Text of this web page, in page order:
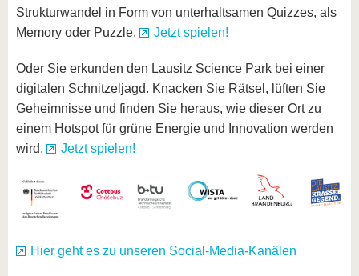
Strukturwandel in Form von unterhaltsamen Quizzes, als
Memory oder Puzzle.
Jetzt spielen!
Oder Sie erkunden den Lausitz Science Park bei einer
digitalen Schnitzeljagd. Knacken Sie Rätsel, lüften Sie
Geheimnisse und finden Sie heraus, wie dieser Ort zu
einem Hotspot für grüne Energie und Innovation werden
wird.
Jetzt spielen!
Hier geht es zu unseren Social-Media-Kanälen